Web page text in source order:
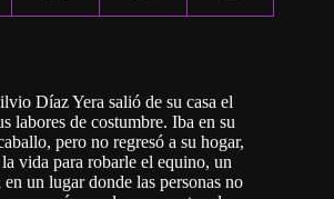
Díaz Yera salió de su casa el
labores de costumbre. Iba en su
pero no regresó a su hogar,
vida para robarle el equino, un
un lugar donde las personas no